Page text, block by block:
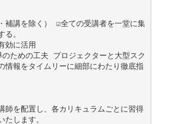
補講を除く） ☑全ての受講者を一堂に集
。
効に活用
ための工夫 プロジェクターと大型スク
情報をタイムリーに細部にわたり徹底指
師を配置し、各カリキュラムごとに習得
たします。